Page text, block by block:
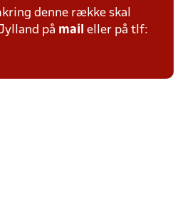
denne række skal
på mail eller på tlf: